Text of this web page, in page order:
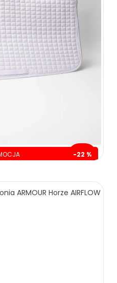
-22 %
139.00 zł
ARMOUR Horze AIRFLOW